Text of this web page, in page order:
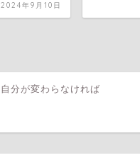
2024年9月10日
自分が変わらなければ